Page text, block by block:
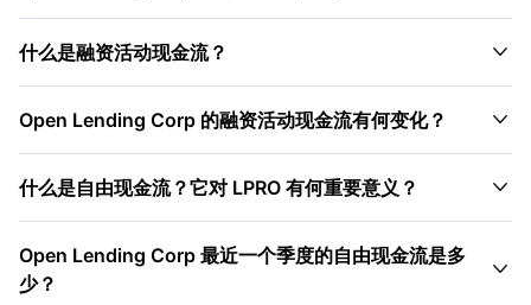
什么是融资活动现金流？ 
Open Lending Corp 的融资活动现金流有何变化？ 
什么是自由现金流？它对 LPRO 有何重要意义？ 
Open Lending Corp 最近一个季度的自由现金流是多
少？
